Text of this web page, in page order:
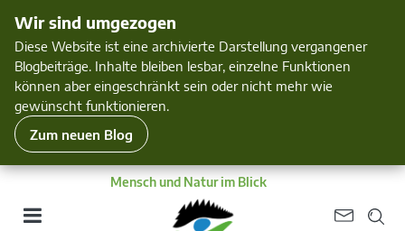
Wir sind umgezogen
Diese Website ist eine archivierte Darstellung vergangener
Blogbeiträge. Inhalte bleiben lesbar, einzelne Funktionen
können aber eingeschränkt sein oder nicht mehr wie
gewünscht funktionieren.
Zum neuen Blog
Mensch und Natur im Blick